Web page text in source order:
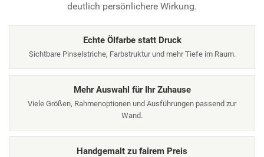
deutlich persönlichere Wirkung.
Echte Ölfarbe statt Druck
Sichtbare Pinselstriche, Farbstruktur und mehr Tiefe im Raum.
Mehr Auswahl für Ihr Zuhause
Viele Größen, Rahmenoptionen und Ausführungen passend zur
Wand.
Handgemalt zu fairem Preis